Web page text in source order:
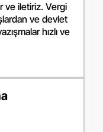
ve iletiriz. Vergi
ve devlet
hızlı ve